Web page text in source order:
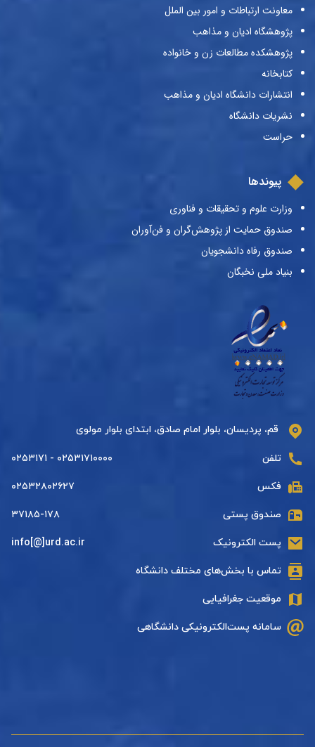
معاونت ارتباطات و امور بین الملل
پژوهشگاه ادیان و مذاهب
پژوهشکده مطالعات زن و خانواده
کتابخانه
انتشارات دانشگاه ادیان و مذاهب
نشریات دانشگاه
حراست
پیوندها
وزارت علوم و تحقیقات و فناوری
صندوق حمایت از پژوهش‌گران و فن‌آوران
صندوق رفاه دانشجویان
بنیاد ملی نخبگان
قم، پردیسان، بلوار امام صادق، ابتدای بلوار مولوی
تلفن ۰۲۵۳۱۷۱۰۰۰۰ - ۰۲۵۳۱۷۱
فکس ۰۲۵۳۲۸۰۲۶۲۷
صندوق پستی ۳۷۱۸۵-۱۷۸
پست الکترونیک info[@]urd.ac.ir
تماس با بخش‌های مختلف دانشگاه
موقعیت جغرافیایی
سامانه پست‌الکترونیکی دانشگاهی